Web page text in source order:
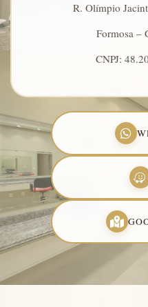
R. Olímpio
Formosa –
CNPJ: